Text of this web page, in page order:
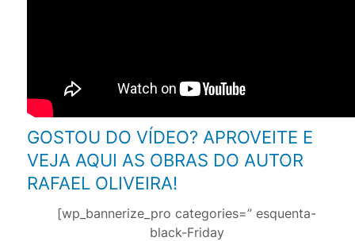
GOSTOU DO VÍDEO? APROVEITE E
VEJA AQUI AS OBRAS DO AUTOR
RAFAEL OLIVEIRA!
[wp_bannerize_pro categories=” esquenta-
black-Friday